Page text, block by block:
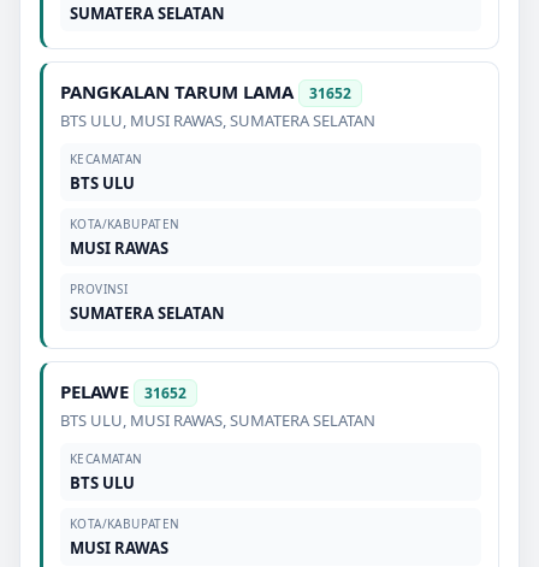
SUMATERA SELATAN
PANGKALAN TARUM LAMA 31652
BTS ULU, MUSI RAWAS,SUMATERA SELATAN
KECAMATAN
BTS ULU
KOTA/KABUPATEN
MUSI RAWAS
PROVINSI
SUMATERA SELATAN
PELAWE 31652
BTS ULU, MUSI RAWAS,SUMATERA SELATAN
KECAMATAN
BTS ULU
KOTA/KABUPATEN
MUSI RAWAS